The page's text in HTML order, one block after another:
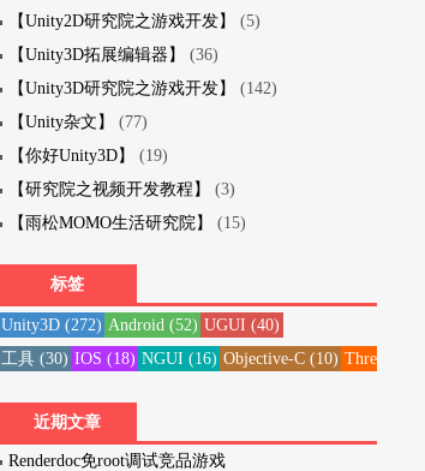
【Unity2D研究院之游戏开发】
(5)
【Unity3D拓展编辑器】
(36)
【Unity3D研究院之游戏开发】
(142)
【Unity杂文】
(77)
【你好Unity3D】
(19)
【研究院之视频开发教程】
(3)
【雨松MOMO生活研究院】
(15)
标签
Unity3D(272) Android(52) UGUI (40)
工具(30) IOS (18) NGUI (16) Objective-C(10) Three20
近期文章
Renderdoc免root调试竞品游戏